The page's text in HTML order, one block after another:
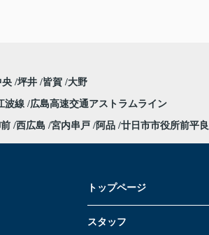
央 坪井 皆賀 大野
波線 広島高速交通アストラムライン
西広島 宮内串戸 阿品 廿日市市役所前平良
トップページ
スタッフ